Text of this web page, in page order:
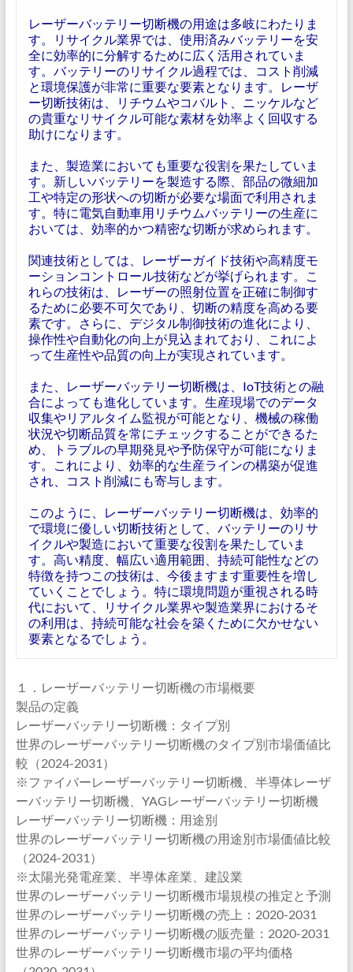
レーザーバッテリー切断機の用途は多岐にわたりま
す。リサイクル業界では、使用済みバッテリーを安
全に効率的に分解するために広く活用されていま
す。バッテリーのリサイクル過程では、コスト削減
と環境保護が非常に重要な要素となります。レーザ
ー切断技術は、リチウムやコバルト、ニッケルなど
の貴重なリサイクル可能な素材を効率よく回収する
助けになります。
また、製造業においても重要な役割を果たしていま
す。新しいバッテリーを製造する際、部品の微細加
工や特定の形状への切断が必要な場面で利用されま
す。特に電気自動車用リチウムバッテリーの生産に
おいては、効率的かつ精密な切断が求められます。
関連技術としては、レーザーガイド技術や高精度モ
ーションコントロール技術などが挙げられます。こ
れらの技術は、レーザーの照射位置を正確に制御す
るために必要不可欠であり、切断の精度を高める要
素です。さらに、デジタル制御技術の進化により、
操作性や自動化の向上が見込まれており、これによ
って生産性や品質の向上が実現されています。
また、レーザーバッテリー切断機は、IoT技術との融
合によっても進化しています。生産現場でのデータ
収集やリアルタイム監視が可能となり、機械の稼働
状況や切断品質を常にチェックすることができるた
め、トラブルの早期発見や予防保守が可能になりま
す。これにより、効率的な生産ラインの構築が促進
され、コスト削減にも寄与します。
このように、レーザーバッテリー切断機は、効率的
で環境に優しい切断技術として、バッテリーのリサ
イクルや製造において重要な役割を果たしていま
す。高い精度、幅広い適用範囲、持続可能性などの
特徴を持つこの技術は、今後ますます重要性を増し
ていくことでしょう。特に環境問題が重視される時
代において、リサイクル業界や製造業界におけるそ
の利用は、持続可能な社会を築くために欠かせない
要素となるでしょう。
１．レーザーバッテリー切断機の市場概要
製品の定義
レーザーバッテリー切断機：タイプ別
世界のレーザーバッテリー切断機のタイプ別市場価値比
較（2024-2031）
※ファイバーレーザーバッテリー切断機、半導体レーザ
ーバッテリー切断機、YAGレーザーバッテリー切断機
レーザーバッテリー切断機：用途別
世界のレーザーバッテリー切断機の用途別市場価値比較
（2024-2031）
※太陽光発電産業、半導体産業、建設業
世界のレーザーバッテリー切断機市場規模の推定と予測
世界のレーザーバッテリー切断機の売上：2020-2031
世界のレーザーバッテリー切断機の販売量：2020-2031
世界のレーザーバッテリー切断機市場の平均価格